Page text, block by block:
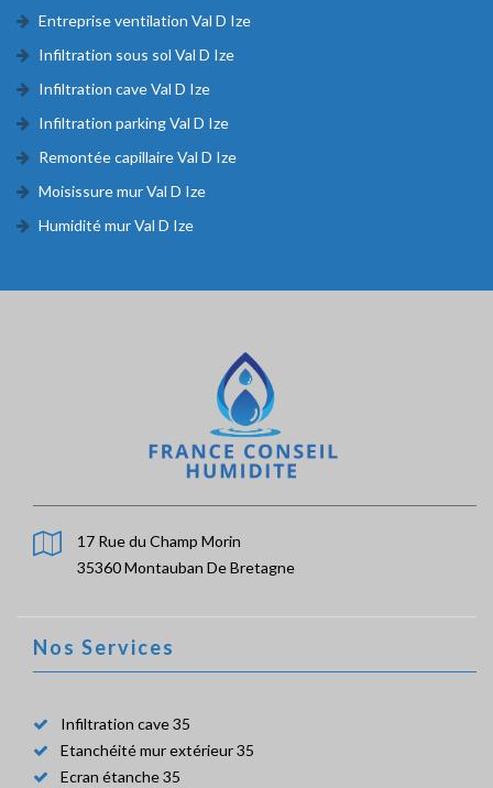
Entreprise ventilation Val D Ize
Infiltration sous sol Val D Ize
Infiltration cave Val D Ize
Infiltration parking Val D Ize
Remontée capillaire Val D Ize
Moisissure mur Val D Ize
Humidité mur Val D Ize
17 Rue du Champ Morin
35360 Montauban De Bretagne
Nos Services
Infiltration cave 35
Etanchéité mur extérieur 35
Ecran étanche 35